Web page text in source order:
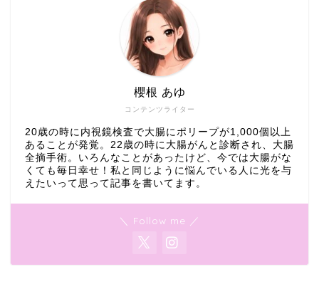
コンテンツライター
櫻根 あゆ
20歳の時に内視鏡検査で大腸にポリープが1,000個以上
あることが発覚。22歳の時に大腸がんと診断され、大腸
全摘手術。いろんなことがあったけど、今では大腸がな
くても毎日幸せ！私と同じように悩んでいる人に光を与
えたいって思って記事を書いてます。
＼ Follow me ／